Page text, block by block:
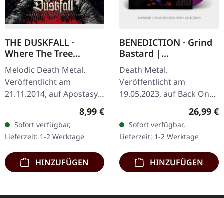
THE DUSKFALL ·
Where The Tree
Stands Dead | CD
Melodic Death Metal.
Veröffentlicht am
21.11.2014, auf Apostasy
Records. The Duskfall
sind wieder zurück! Das
von Ahti Kortelainen (u.a.
Sonata…
Regulärer Preis:
8,99 €
Sofort verfügbar,
Lieferzeit: 1-2 Werktage
HINZUFÜGEN
BENEDICTION · Grind
Bastard |
PURPLE/BLACK 2LP
Death Metal.
Veröffentlicht am
19.05.2023, auf Back On
Black. Violettes Doppel-
Vinyl mit schwarzen
Splattern im Gatefold-
Cover. Benediction's
"Grind…
26,99 €
Sofort verfügbar,
Lieferzeit: 1-2 Werktage
HINZUFÜGEN